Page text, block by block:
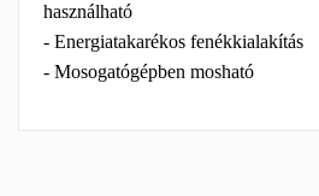
használható
- Energiatakarékos fenékkialakítás
- Mosogatógépben mosható